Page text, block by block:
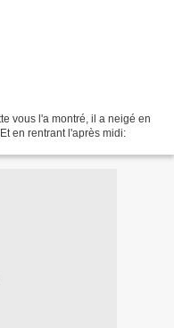
vous l'a montré, il a neigé en
en rentrant l'après midi: